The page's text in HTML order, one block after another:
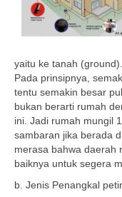
yaitu ke tanah (ground).
Pada prinsipnya,
tentu semakin besar
bukan berarti rumah
ini. Jadi rumah mungil
sambaran jika berada
merasa bahwa daerah
baiknya untuk segera
b. Jenis Penangkal